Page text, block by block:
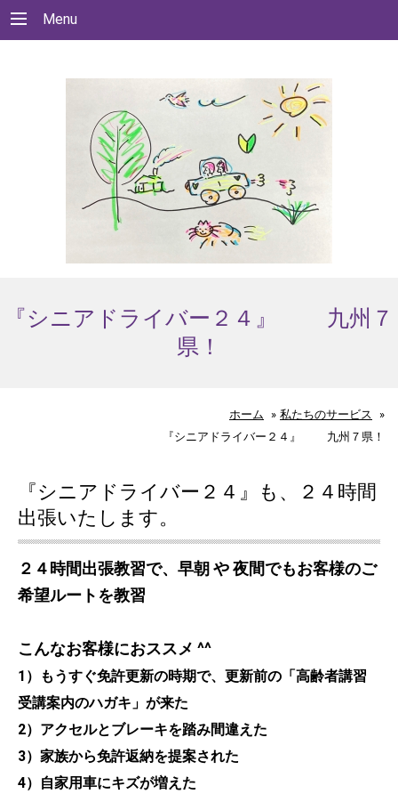
Menu
『シニアドライバー２４』 九州７
県！
ホーム » 私たちのサービス »
『シニアドライバー２４』 九州７県！
『シニアドライバー２４』も、２４時間
出張いたします。
２４時間出張教習で、早朝 や 夜間でもお客様のご
希望ルートを教習
こんなお客様におススメ ^^
1）もうすぐ免許更新の時期で、更新前の「高齢者講習
受講案内のハガキ」が来た
2）アクセルとブレーキを踏み間違えた
3）家族から免許返納を提案された
4）自家用車にキズが増えた